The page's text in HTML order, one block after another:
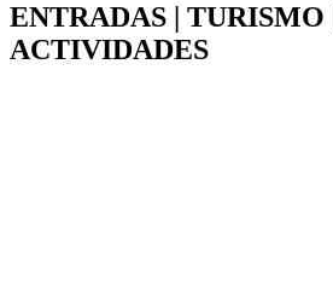
ENTRADAS | TURISMO |
ACTIVIDADES